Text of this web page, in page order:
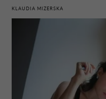
KLAUDIA MIZERSKA